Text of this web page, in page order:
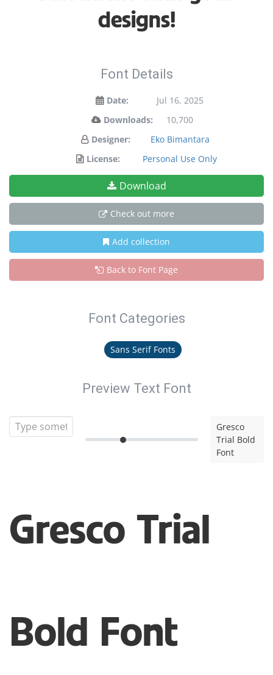
designs!
Font Details
Date:
Jul 16, 2025
Downloads:
10,700
Designer:
Eko Bimantara
License:
Personal Use Only
Download
Check out more
Add collection
Back to Font Page
Font Categories
Sans Serif Fonts
Preview Text Font
Gresco
Trial Bold
Font
Gresco Trial
Bold Font